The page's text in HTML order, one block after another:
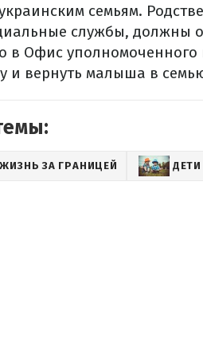
семьям.
службы, должны
в Офис уполномоченного
и вернуть малыша в
ЖИЗНЬ ЗА ГРАНИЦЕЙ